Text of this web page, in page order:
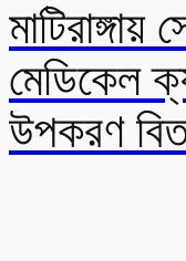
মাটিরাঙ্গায়
মেডিকেল
উপকরণ